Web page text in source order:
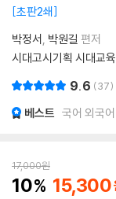
초판2쇄
박정서 박원길 편저
시대고시기획 시대교육
9.6 37
베스트 국어 외국
17,000원
10 15,300